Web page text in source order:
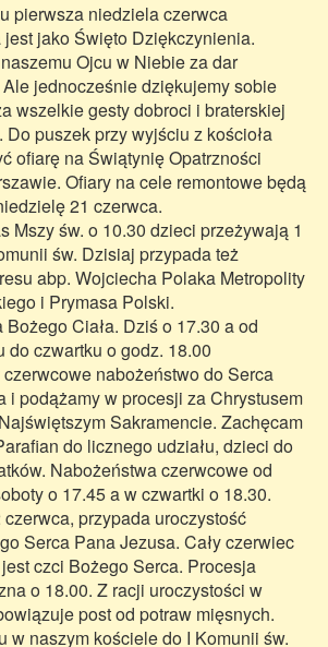
pierwsza niedziela czerwca
jako Święto Dziękczynienia.
Ojcu w Niebie za dar
jednocześnie dziękujemy sobie
wszelkie gesty dobroci i braterskiej
puszek przy wyjściu z kościoła
ofiarę na Świątynię Opatrzności
Ofiary na cele remontowe będą
21 czerwca.
Mszy św. o 10.30 dzieci przeżywają 1
św. Dzisiaj przypada też
abp. Wojciecha Polaka Metropolity
i Prymasa Polski.
Bożego Ciała. Dziś o 17.30 a od
do czwartku o godz. 18.00
nabożeństwo do Serca
i podążamy w procesji za Chrystusem
Sakramencie. Zachęcam
do licznego udziału, dzieci do
Nabożeństwa czerwcowe od
o 17.45 a w czwartki o 18.30.
przypada uroczystość
Serca Pana Jezusa. Cały czerwiec
czci Bożego Serca. Procesja
o 18.00. Z racji uroczystości w
post od potraw mięsnych.
w naszym kościele do I Komunii św.